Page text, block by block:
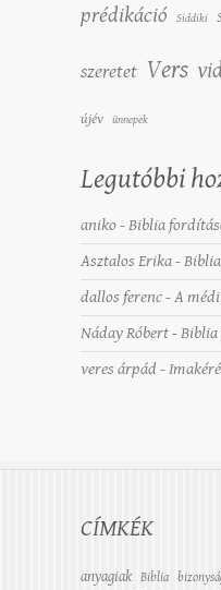
prédikáció Siddiki
szeretet Vers
újév ünnepek
Legutóbbi
aniko-Biblia
Asztalos Erika-
dallos ferenc-A
Náday Róbert-Biblia
veres árpád -
CÍMKÉK
anyagiak Biblia